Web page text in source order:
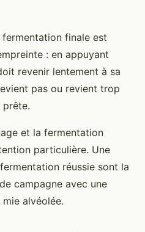
finale est
: en appuyant
revenir lentement à sa
pas ou revient trop
prête.
et la fermentation
particulière. Une
réussie sont la
campagne avec une
alvéolée.